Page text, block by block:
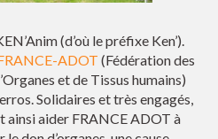
(d’où le préfixe Ken’).
ADOT (Fédération des
et de Tissus humains)
Solidaires et très engagés,
ainsi aider FRANCE ADOT à